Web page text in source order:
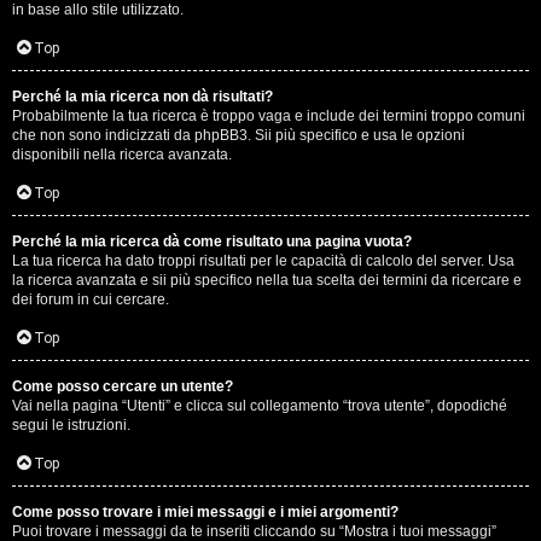
in base allo stile utilizzato.
Top
Perché la mia ricerca non dà risultati?
Probabilmente la tua ricerca è troppo vaga e include dei termini troppo comuni
che non sono indicizzati da phpBB3. Sii più specifico e usa le opzioni
disponibili nella ricerca avanzata.
Top
Perché la mia ricerca dà come risultato una pagina vuota?
La tua ricerca ha dato troppi risultati per le capacità di calcolo del server. Usa
la ricerca avanzata e sii più specifico nella tua scelta dei termini da ricercare e
dei forum in cui cercare.
Top
Come posso cercare un utente?
Vai nella pagina “Utenti” e clicca sul collegamento “trova utente”, dopodiché
segui le istruzioni.
Top
Come posso trovare i miei messaggi e i miei argomenti?
Puoi trovare i messaggi da te inseriti cliccando su “Mostra i tuoi messaggi”